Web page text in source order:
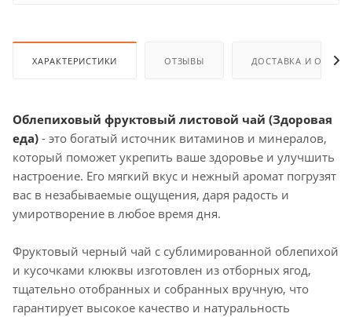
ХАРАКТЕРИСТИКИ ОТЗЫВЫ ДОСТАВКА И
Облепиховый фруктовый листовой чай (Здоровая
еда) - это богатый источник витаминов и минералов,
который поможет укрепить ваше здоровье и улучшить
настроение. Его мягкий вкус и нежный аромат погрузят
вас в незабываемые ощущения, даря радость и
умиротворение в любое время дня.
Фруктовый черный чай с сублимированной облепихой
и кусочками клюквы изготовлен из отборных ягод,
тщательно отобранных и собранных вручную, что
гарантирует высокое качество и натуральность